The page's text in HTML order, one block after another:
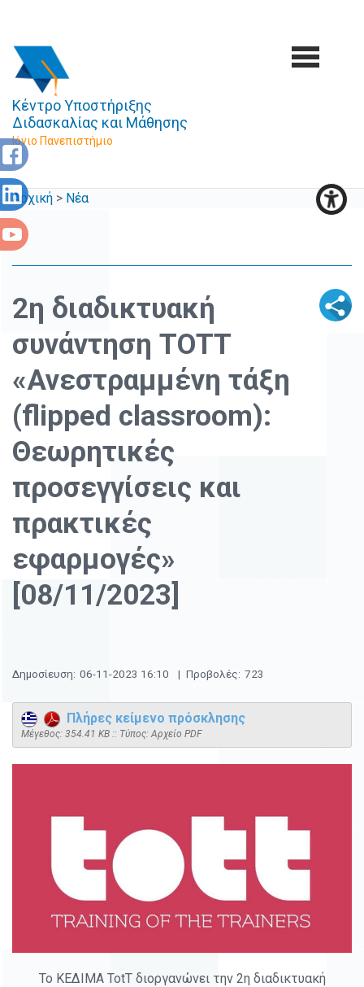
Κέντρο Υποστήριξης
Διδασκαλίας και Μάθησης
Ιόνιο Πανεπιστήμιο
Αρχική > Νέα
2η διαδικτυακή
συνάντηση TΟΤT
«Ανεστραμμένη τάξη
(flipped classroom):
Θεωρητικές
προσεγγίσεις και
πρακτικές
εφαρμογές»
[08/11/2023]
Δημοσίευση: 06-11-2023 16:10 | Προβολές: 723
Πλήρες κείμενο πρόσκλησης
Mέγεθος: 354.41 KB :: Τύπος: Αρχείο PDF
Το ΚΕΔΙΜΑ ΤοtT διοργανώνει την 2η διαδικτυακή